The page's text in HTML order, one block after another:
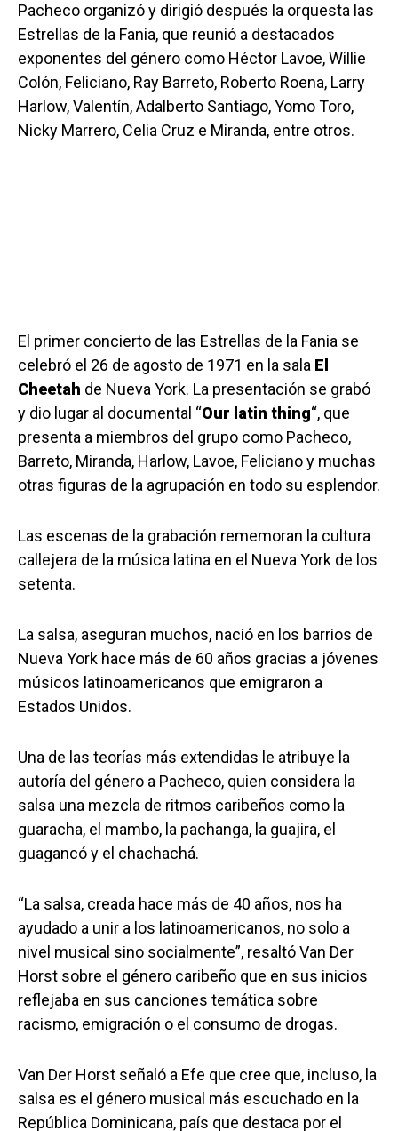
Pacheco organizó y dirigió después la orquesta las
Estrellas de la Fania, que reunió a destacados
exponentes del género como Héctor Lavoe, Willie
Colón, Feliciano, Ray Barreto, Roberto Roena, Larry
Harlow, Valentín, Adalberto Santiago, Yomo Toro,
Nicky Marrero, Celia Cruz e Miranda, entre otros.
El primer concierto de las Estrellas de la Fania se
celebró el 26 de agosto de 1971 en la sala El
Cheetah de Nueva York. La presentación se grabó
y dio lugar al documental “Our latin thing“, que
presenta a miembros del grupo como Pacheco,
Barreto, Miranda, Harlow, Lavoe, Feliciano y muchas
otras figuras de la agrupación en todo su esplendor.
Las escenas de la grabación rememoran la cultura
callejera de la música latina en el Nueva York de los
setenta.
La salsa, aseguran muchos, nació en los barrios de
Nueva York hace más de 60 años gracias a jóvenes
músicos latinoamericanos que emigraron a
Estados Unidos.
Una de las teorías más extendidas le atribuye la
autoría del género a Pacheco, quien considera la
salsa una mezcla de ritmos caribeños como la
guaracha, el mambo, la pachanga, la guajira, el
guagancó y el chachachá.
“La salsa, creada hace más de 40 años, nos ha
ayudado a unir a los latinoamericanos, no solo a
nivel musical sino socialmente”, resaltó Van Der
Horst sobre el género caribeño que en sus inicios
reflejaba en sus canciones temática sobre
racismo, emigración o el consumo de drogas.
Van Der Horst señaló a Efe que cree que, incluso, la
salsa es el género musical más escuchado en la
República Dominicana, país que destaca por el